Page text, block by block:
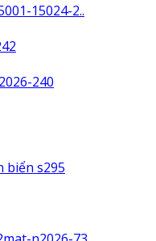
15024-2..
240
biển s295